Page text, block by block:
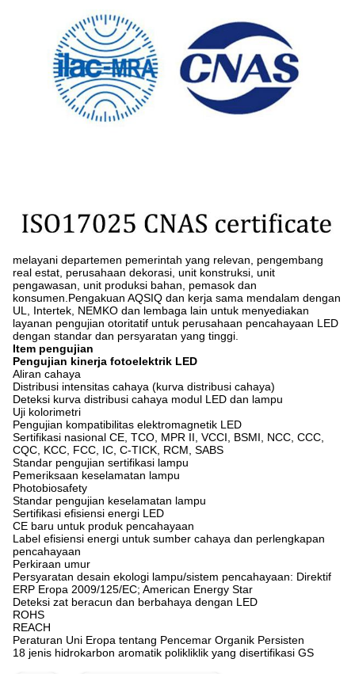
melayani departemen pemerintah yang relevan, pengembang
real estat, perusahaan dekorasi, unit konstruksi, unit
pengawasan, unit produksi bahan, pemasok dan
konsumen.Pengakuan AQSIQ dan kerja sama mendalam dengan
UL, Intertek, NEMKO dan lembaga lain untuk menyediakan
layanan pengujian otoritatif untuk perusahaan pencahayaan LED
dengan standar dan persyaratan yang tinggi.
Item pengujian
Pengujian kinerja fotoelektrik LED
Aliran cahaya
Distribusi intensitas cahaya (kurva distribusi cahaya)
Deteksi kurva distribusi cahaya modul LED dan lampu
Uji kolorimetri
Pengujian kompatibilitas elektromagnetik LED
Sertifikasi nasional CE, TCO, MPR II, VCCI, BSMI, NCC, CCC,
CQC, KCC, FCC, IC, C-TICK, RCM, SABS
Standar pengujian sertifikasi lampu
Pemeriksaan keselamatan lampu
Photobiosafety
Standar pengujian keselamatan lampu
Sertifikasi efisiensi energi LED
CE baru untuk produk pencahayaan
Label efisiensi energi untuk sumber cahaya dan perlengkapan
pencahayaan
Perkiraan umur
Persyaratan desain ekologi lampu/sistem pencahayaan: Direktif
ERP Eropa 2009/125/EC; American Energy Star
Deteksi zat beracun dan berbahaya dengan LED
ROHS
REACH
Peraturan Uni Eropa tentang Pencemar Organik Persisten
18 jenis hidrokarbon aromatik polikliklik yang disertifikasi GS